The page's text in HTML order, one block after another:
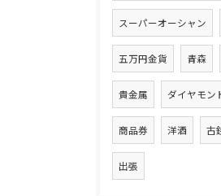
スーパーオーシャン
五万円金貨 青森
貴金属 ダイヤモン
商品券 洋酒 古
出張